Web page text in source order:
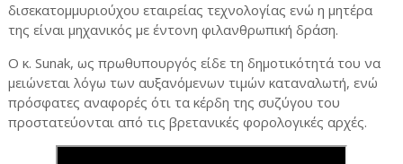
δισεκατομμυριούχου εταιρείας τεχνολογίας ενώ η μητέρα
της είναι μηχανικός με έντονη φιλανθρωπική δράση.
Ο κ. Sunak, ως πρωθυπουργός είδε τη δημοτικότητά του να
μειώνεται λόγω των αυξανόμενων τιμών καταναλωτή, ενώ
πρόσφατες αναφορές ότι τα κέρδη της συζύγου του
προστατεύονται από τις βρετανικές φορολογικές αρχές.